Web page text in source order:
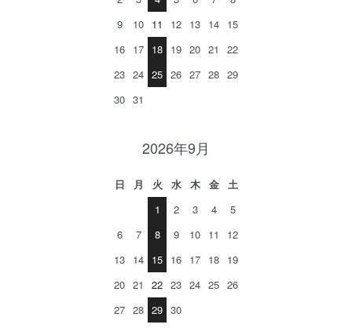
9
10 11 12 13 14 15
16 17 18 19 20 21
22
23 24 25 26 27 28 29
30 31
2026年9月
日 月 火 水 木 金
土
1
2 3 4
5
6
7 8 9 10 11
12
13 14 15 16 17 18 19
20 21 22 23 24 25 26
27 28 29 30